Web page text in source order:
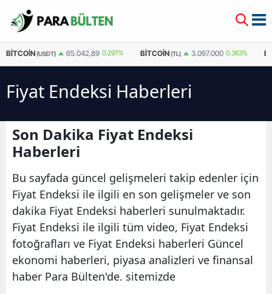
BITCOIN(USDT) 65.042,89 0.297% BITCOIN(TL) 3.097.000 0.363%
Fiyat Endeksi Haberleri
Son Dakika Fiyat Endeksi
Haberleri
Bu sayfada güncel gelişmeleri takip edenler için
Fiyat Endeksi ile ilgili en son gelişmeler ve son
dakika Fiyat Endeksi haberleri sunulmaktadır.
Fiyat Endeksi ile ilgili tüm video, Fiyat Endeksi
fotoğrafları ve Fiyat Endeksi haberleri Güncel
ekonomi haberleri, piyasa analizleri ve finansal
haber Para Bülten'de. sitemizde